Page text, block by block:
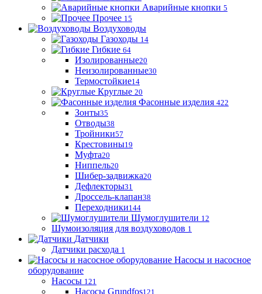
Аварийные кнопки 5
Прочее 15
Воздуховоды
Газоходы 14
Гибкие 64
Изолированные20
Неизолированные30
Термостойкие14
Круглые 20
Фасонные изделия 422
Зонты35
Отводы38
Тройники57
Крестовины19
Муфта20
Ниппель20
Шибер-задвижка20
Дефлекторы31
Дроссель-клапан38
Переходники144
Шумоглушители 12
Шумоизоляция для воздуховодов 1
Датчики
Датчики расхода 1
Насосы и насосное
оборудование
Насосы 121
Насосы Grundfos121